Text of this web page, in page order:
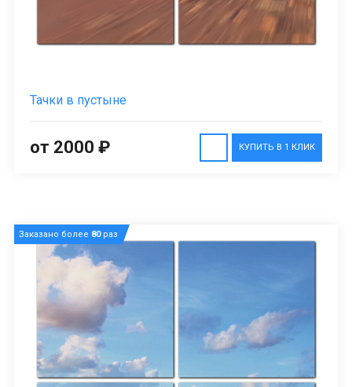
Тачки в пустыне
КУПИТЬ В 1 КЛИК
от 2000 ₽
Заказано более 80раз